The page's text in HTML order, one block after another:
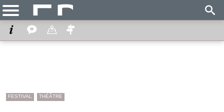
FESTIVAL THÉÂTRE